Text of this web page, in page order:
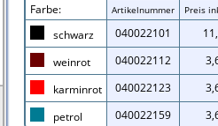
Farbe:
Artikelnummer Preis
schwarz 040022101
weinrot
040022112
karminrot
040022123
petrol
040022159